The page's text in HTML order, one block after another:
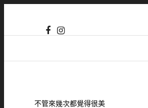
不管來幾次都覺得很美